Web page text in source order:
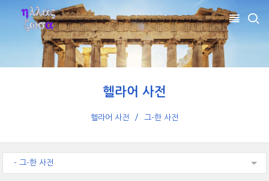
헬라어 사전
헬라어 사전 그-한 사전
- 그-한 사전